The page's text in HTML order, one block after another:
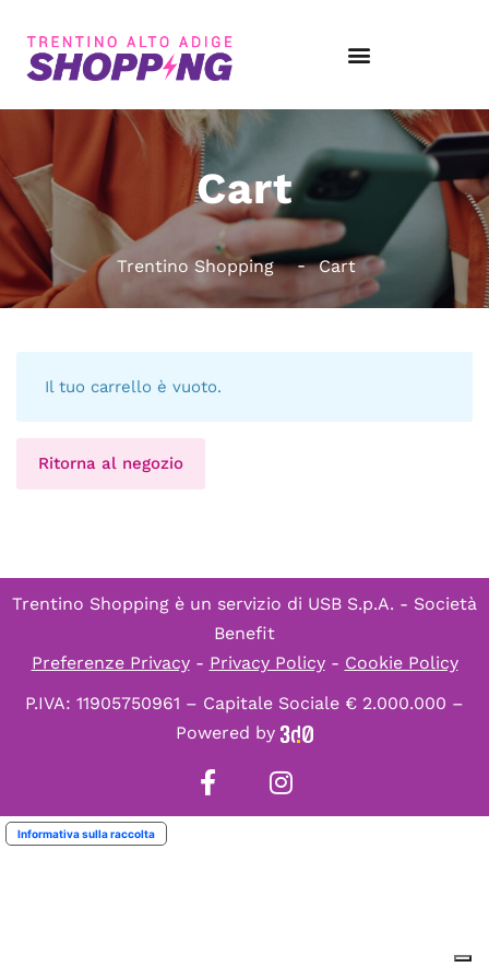
Cart
Trentino Shopping Cart
Il tuo carrello è vuoto.
Ritorna al negozio
Trentino Shopping è un servizio di USB S.p.A. - Società
Benefit
Preferenze Privacy- Privacy Policy- Cookie Policy
P.IVA: 11905750961 – Capitale Sociale € 2.000.000 –
Powered by
Informativa sulla raccolta